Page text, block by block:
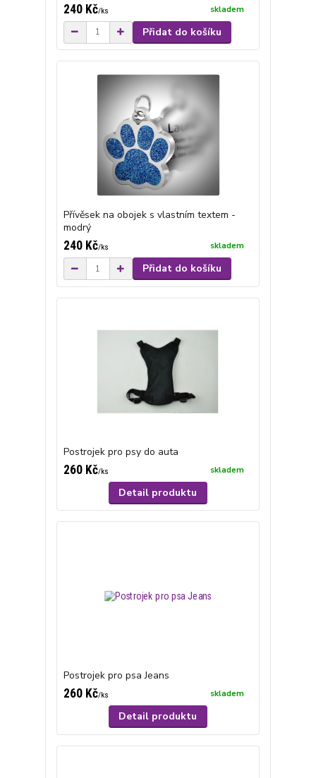
240 Kč/ks skladem
Přidat do košíku
Přívěsek na obojek s vlastním textem -
modrý
240 Kč/ks skladem
Přidat do košíku
Postrojek pro psy do auta
260 Kč/ks skladem
Detail produktu
Postrojek pro psa Jeans
260 Kč/ks skladem
Detail produktu